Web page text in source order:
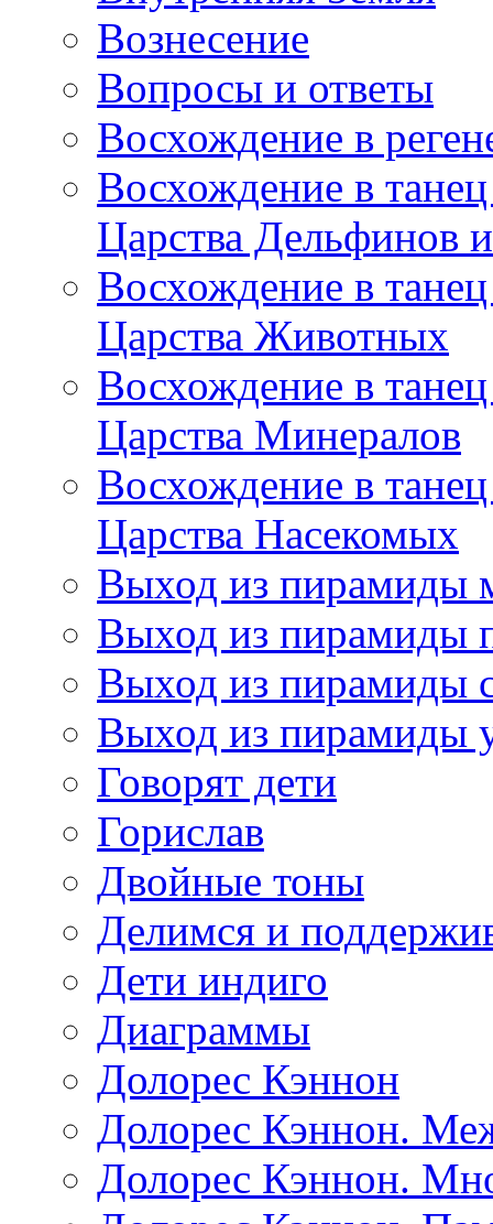
Вознесение
Вопросы и ответы
Восхождение в
Восхождение в
Царства Дельфинов
Восхождение в
Царства Животных
Восхождение в
Царства Минералов
Восхождение в
Царства Насекомых
Выход из пирамиды
Выход из пирамиды
Выход из пирамиды
Выход из пирамиды
Говорят дети
Горислав
Двойные тоны
Делимся и
Дети индиго
Диаграммы
Долорес Кэннон
Долорес Кэннон.
Долорес Кэннон.